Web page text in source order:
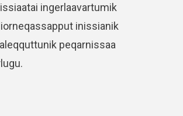
ingerlaavartumik
inissianik
peqarnissaa